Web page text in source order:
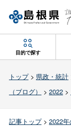
目的で探す
トップ> 県政・統計
（ブログ）
> 2022>
記事トップ> 2022